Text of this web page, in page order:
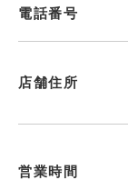
電話番号
店舗住所
営業時間